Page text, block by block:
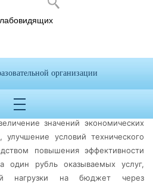
направленная на
в образовательных
значений экономических
улучшение условий технического
повышения эффективности
один рубль оказываемых услуг,
нагрузки на бюджет через
организации